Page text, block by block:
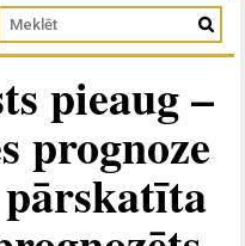
pieaug –
prognoze